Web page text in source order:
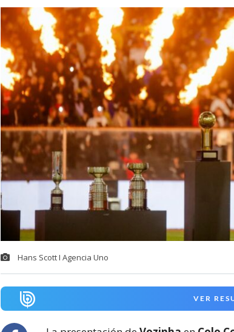
Hans Scott I Agencia Uno
VER